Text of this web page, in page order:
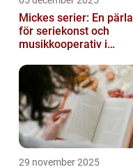
Mickes serier: En pärla
för seriekonst och
musikkooperativ i
29 november 2025